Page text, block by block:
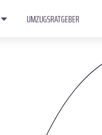
UMZUGSRATGEBER